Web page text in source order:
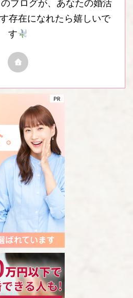
ブログが、あなたの婚活
存在になれたら嬉しいで
す